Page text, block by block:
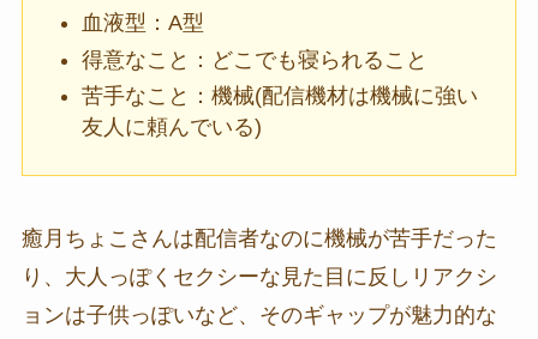
血液型：A型
得意なこと：どこでも寝られること
苦手なこと：機械(配信機材は機械に強い
友人に頼んでいる)
癒月ちょこさんは配信者なのに機械が苦手だった
り、大人っぽくセクシーな見た目に反しリアクシ
ョンは子供っぽいなど、そのギャップが魅力的な